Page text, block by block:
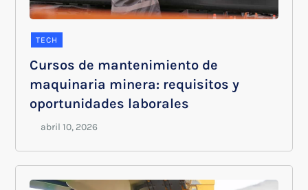
TECH
Cursos de mantenimiento de
maquinaria minera: requisitos y
oportunidades laborales